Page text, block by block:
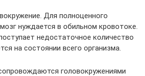
Для полноценного
нуждается в обильном кровотоке.
недостаточное количество
на состоянии всего организма.
головокружениями